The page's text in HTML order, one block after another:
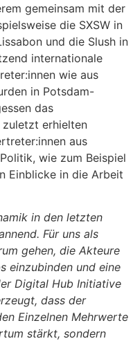
gemeinsam mit der
die SXSW in
und die Slush in
internationale
wie aus
in Potsdam-
das
zuletzt erhielten
aus
wie zum Beispiel
Einblicke in die Arbeit
in den letzten
Für uns als
gehen, die Akteure
einzubinden und eine
Digital Hub Initiative
dass der
Einzelnen Mehrwerte
stärkt, sondern